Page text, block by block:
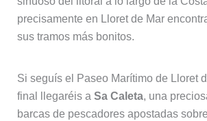
precisamente en Lloret de Mar
sus tramos más bonitos.
Si seguís el Paseo Marítimo de Lloret
final llegaréis a Sa Caleta, una
barcas de pescadores apostadas